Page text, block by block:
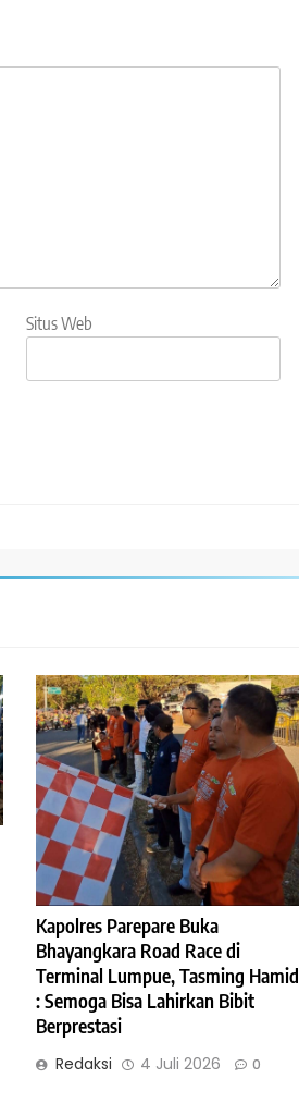
Situs Web
Kapolres Parepare Buka
Bhayangkara Road Race di
Terminal Lumpue, Tasming Hamid
: Semoga Bisa Lahirkan Bibit
Berprestasi
Redaksi 4 Juli 2026 0